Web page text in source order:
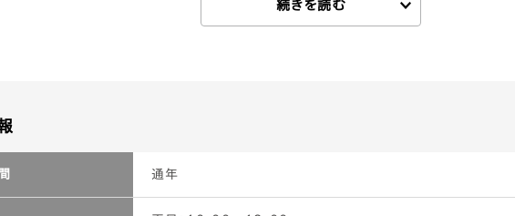
家」のカフェメニューはオーナーの橋本さんが厳選した食材を使った、完全手作りの
リューム満点。各種ケーキももちろん手作りとあって、わんこ連れではないお客さんもよく
通年